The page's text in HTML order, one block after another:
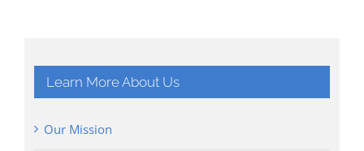
Learn More About Us
Our Mission